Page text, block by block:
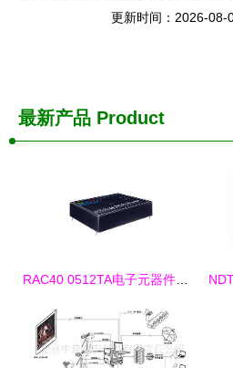
更新时间：2026-08-
最新产品 Product